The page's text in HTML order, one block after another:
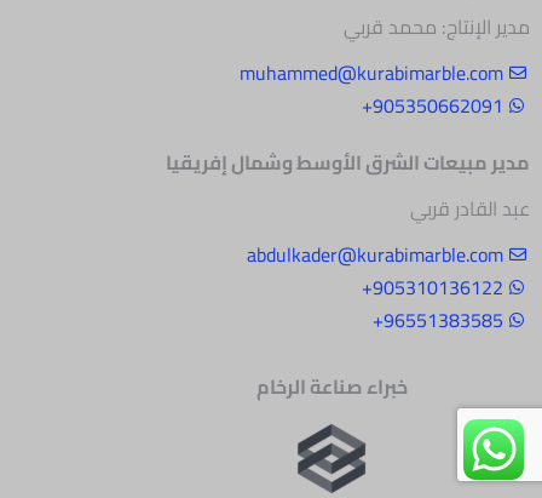
مدير الإنتاج: محمد قربي
muhammed@kurabimarble.com
905350662091+
مدير مبيعات الشرقالأوسط وشمال إفريقيا
عبد القادر قربي
abdulkader@kurabimarble.com
905310136122+
96551383585+
خبراء صناعة الرخام